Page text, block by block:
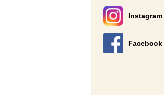
Instagram
別のウィ
Facebook
別のウィ